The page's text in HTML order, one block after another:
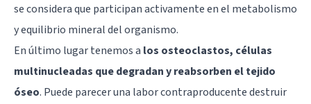
se considera que participan activamente en el metabolismo
y equilibrio mineral del organismo.
En último lugar tenemos a los osteoclastos, células
multinucleadas que degradan y reabsorben el tejido
óseo. Puede parecer una labor contraproducente destruir